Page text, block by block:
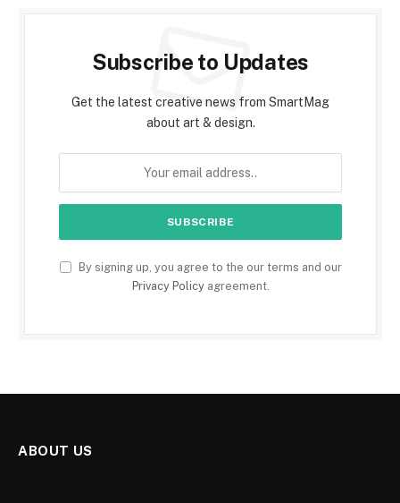
Subscribe to Updates
Get the latest creative news from SmartMag
about art & design.
By signing up, you agree to the our terms and our
Privacy Policyagreement.
ABOUT US